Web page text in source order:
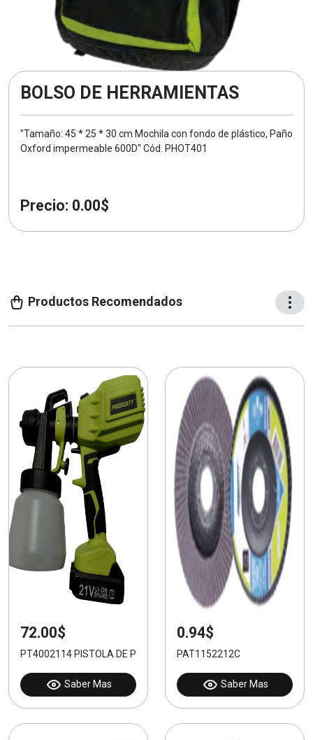
BOLSO DE HERRAMIENTAS
"Tamaño: 45 * 25 * 30 cm Mochila con fondo de plástico, Paño
Oxford impermeable 600D" Cód. PHOT401
Precio: 0.00$
Productos Recomendados
72.00$
PT4002114 PISTOLA DE PINTURA INALÁMBRICA 21V
Saber Mas
0.94$
PAT1152212C
Saber Mas